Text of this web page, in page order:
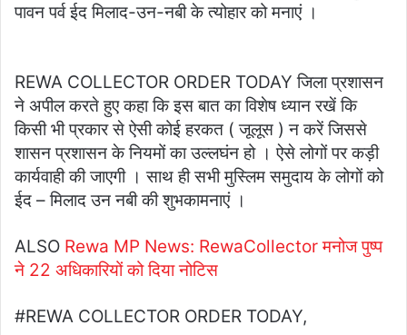
पावन पर्व ईद मिलाद-उन-नबी के त्योहार को मनाएं ।
REWA COLLECTOR ORDER TODAY जिला प्रशासन
ने अपील करते हुए कहा कि इस बात का विशेष ध्यान रखें कि
किसी भी प्रकार से ऐसी कोई हरकत ( जूलूस ) न करें जिससे
शासन प्रशासन के नियमों का उल्लघंन हो । ऐसे लोगों पर कड़ी
कार्यवाही की जाएगी । साथ ही सभी मुस्लिम समुदाय के लोगों को
ईद – मिलाद उन नबी की शुभकामनाएं ।
ALSO Rewa MP News: RewaCollector मनोज पुष्प
ने 22 अधिकारियों को दिया नोटिस
#REWA COLLECTOR ORDER TODAY,